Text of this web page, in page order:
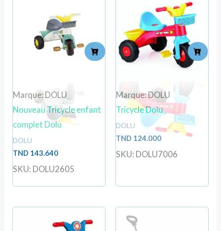
Marque: DOLU
Nouveau Tricycle enfant
complet Dolu
DOLU
TND 143.640
SKU: DOLU2605
Marque: DOLU
Tricycle Dolu
DOLU
TND 124.000
SKU: DOLU7006